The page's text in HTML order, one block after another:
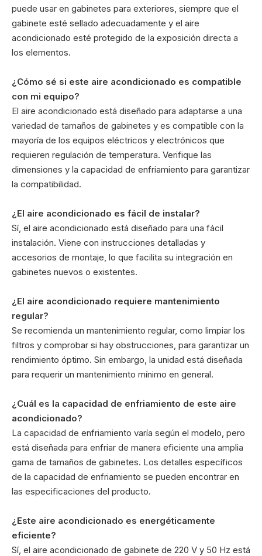
puede usar en gabinetes para exteriores, siempre que el
gabinete esté sellado adecuadamente y el aire
acondicionado esté protegido de la exposición directa a
los elementos.
¿Cómo sé si este aire acondicionado es compatible
con mi equipo?
El aire acondicionado está diseñado para adaptarse a una
variedad de tamaños de gabinetes y es compatible con la
mayoría de los equipos eléctricos y electrónicos que
requieren regulación de temperatura. Verifique las
dimensiones y la capacidad de enfriamiento para garantizar
la compatibilidad.
¿El aire acondicionado es fácil de instalar?
Sí, el aire acondicionado está diseñado para una fácil
instalación. Viene con instrucciones detalladas y
accesorios de montaje, lo que facilita su integración en
gabinetes nuevos o existentes.
¿El aire acondicionado requiere mantenimiento
regular?
Se recomienda un mantenimiento regular, como limpiar los
filtros y comprobar si hay obstrucciones, para garantizar un
rendimiento óptimo. Sin embargo, la unidad está diseñada
para requerir un mantenimiento mínimo en general.
¿Cuál es la capacidad de enfriamiento de este aire
acondicionado?
La capacidad de enfriamiento varía según el modelo, pero
está diseñada para enfriar de manera eficiente una amplia
gama de tamaños de gabinetes. Los detalles específicos
de la capacidad de enfriamiento se pueden encontrar en
las especificaciones del producto.
¿Este aire acondicionado es energéticamente
eficiente?
Sí, el aire acondicionado de gabinete de 220 V y 50 Hz está